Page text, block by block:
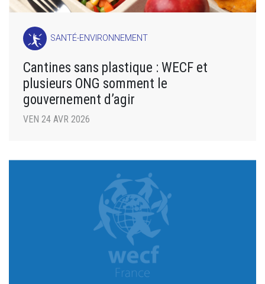
SANTÉ-ENVIRONNEMENT
Cantines sans plastique : WECF et
plusieurs ONG somment le
gouvernement d’agir
VEN 24 AVR 2026